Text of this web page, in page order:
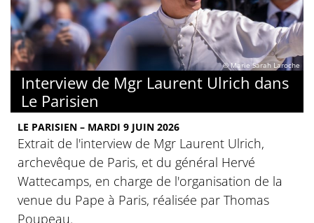
© Marie Sarah Laroche
Interview de Mgr Laurent Ulrich dans
Le Parisien
LE PARISIEN – MARDI 9 JUIN 2026
Extrait de l'interview de Mgr Laurent Ulrich,
archevêque de Paris, et du général Hervé
Wattecamps, en charge de l'organisation de la
venue du Pape à Paris, réalisée par Thomas
Poupeau.